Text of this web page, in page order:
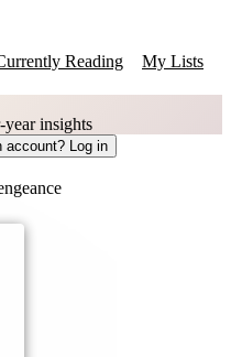
Reading
My Lists
insights
account? Log in